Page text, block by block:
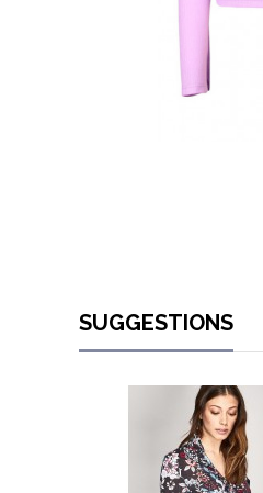
SUGGESTIONS